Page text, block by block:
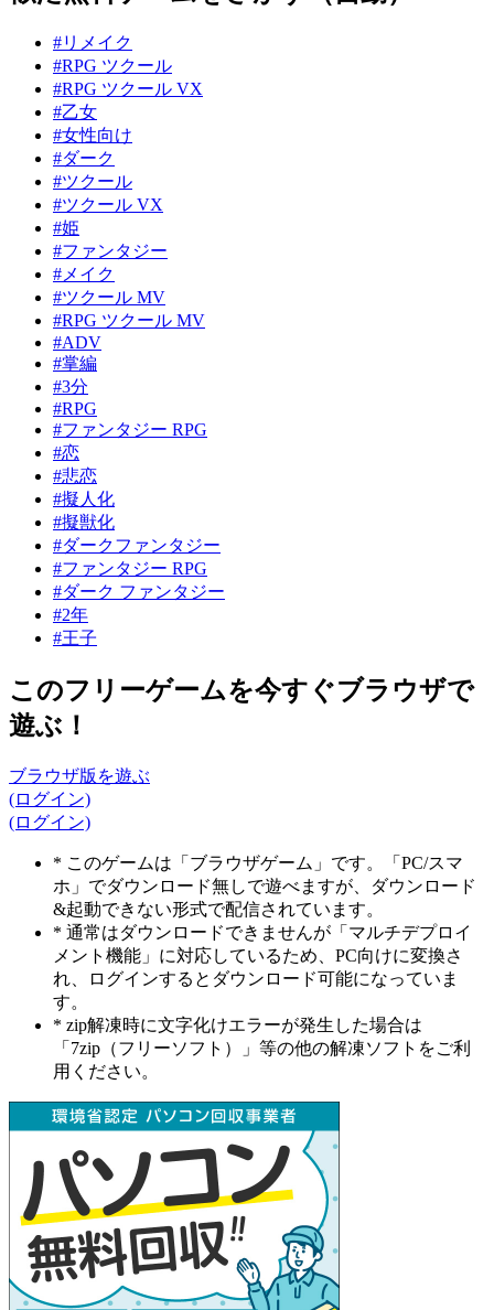
#リメイク
#RPG ツクール
#RPG ツクール VX
#乙女
#女性向け
#ダーク
#ツクール
#ツクール VX
#姫
#ファンタジー
#メイク
#ツクール MV
#RPG ツクール MV
#ADV
#掌編
#3分
#RPG
#ファンタジー RPG
#恋
#悲恋
#擬人化
#擬獣化
#ダークファンタジー
#ファンタジー RPG
#ダーク ファンタジー
#2年
#王子
このフリーゲームを今すぐブラウザで
遊ぶ！
ブラウザ版を遊ぶ
(ログイン)
(ログイン)
* このゲームは「ブラウザゲーム」です。「PC/スマ
ホ」でダウンロード無しで遊べますが、ダウンロード
&起動できない形式で配信されています。
* 通常はダウンロードできませんが「マルチデプロイ
メント機能」に対応しているため、PC向けに変換さ
れ、ログインするとダウンロード可能になっていま
す。
* zip解凍時に文字化けエラーが発生した場合は
「7zip（フリーソフト）」等の他の解凍ソフトをご利
用ください。